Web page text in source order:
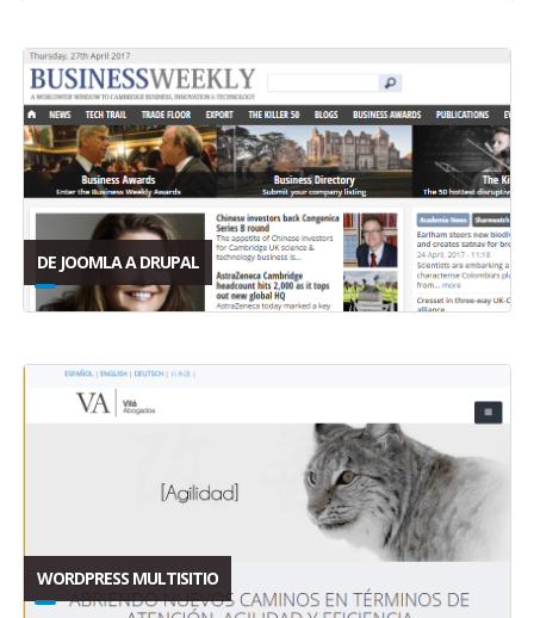
DE JOOMLA A DRUPAL
WORDPRESS MULTISITIO